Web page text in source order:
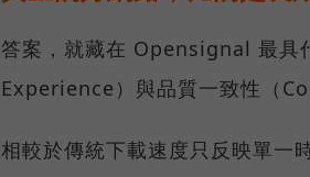
答案，就藏在 Opensignal 最
Experience）與品質一致性（
相較於傳統下載速度只反映單一